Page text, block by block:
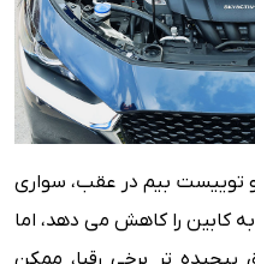
توییست بیم در عقب، سواری
کابین را کاهش می دهد، اما
تر برخی رقبا، ممکن